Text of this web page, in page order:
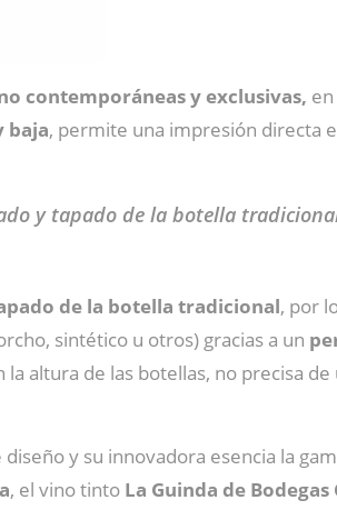
contemporáneas y exclusivas,
baja, permite una impresión directa
y tapado de la botella
de la botella tradicional, por
sintético u otros) gracias a un
altura de las botellas, no precisa de
y su innovadora esencia la
, el vino tinto La Guinda de